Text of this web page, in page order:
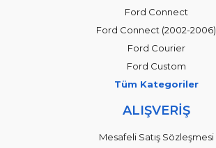
Ford Connect
Ford Connect (2002-2006)
Ford Courier
Ford Custom
Tüm Kategoriler
ALIŞVERİŞ
Mesafeli Satış Sözleşmesi